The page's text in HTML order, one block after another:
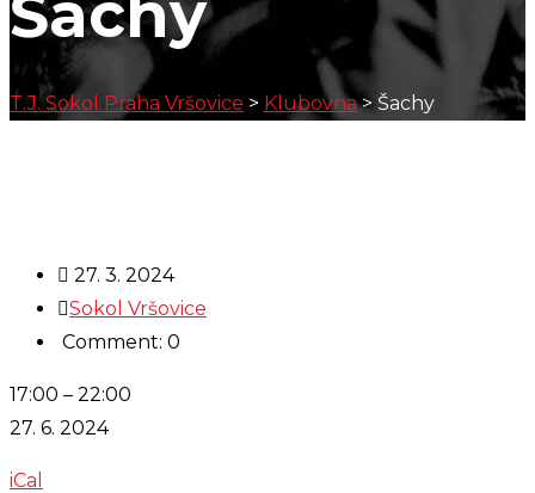
T.J. Sokol Praha Vršovice > Klubovna> Šachy
27. 3. 2024
Sokol Vršovice
Comment: 0
Šachy
17:00 – 22:00
27. 6. 2024
iCal